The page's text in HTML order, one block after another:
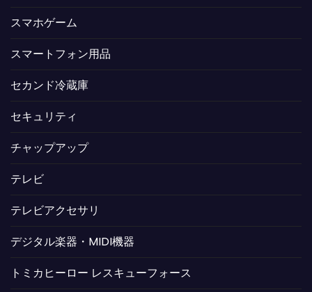
スマホゲーム
スマートフォン用品
セカンド冷蔵庫
セキュリティ
チャップアップ
テレビ
テレビアクセサリ
デジタル楽器・MIDI機器
トミカヒーロー レスキューフォース